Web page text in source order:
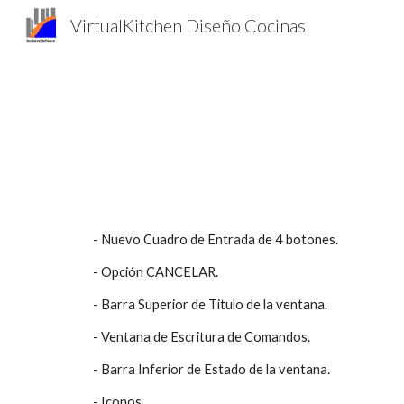
VirtualKitchen Diseño Cocinas
- Nuevo Cuadro de Entrada de 4 botones.
- Opción CANCELAR.
- Barra Superior de Titulo de la ventana.
- Ventana de Escritura de Comandos.
- Barra Inferior de Estado de la ventana.